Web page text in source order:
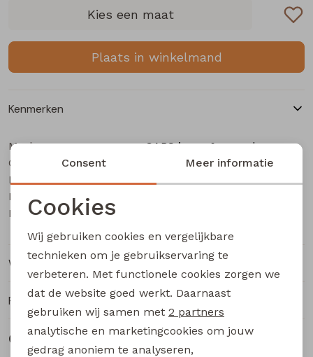
Bermuda's
Kies een maat
Plaats in winkelmand
Kenmerken
Merk
CARS jeans & casuals
Categorie
Heren buiten jack
Leverancierscode
Stinger
Bestelcode
Kleur
Winkelvoorraad
Ruilen en retourneren
Gerelateerde producten
Noodzakelijke cookies
Analytische cookies
Marketing cookies
Consent Meer informatie
Cookies
Wij gebruiken cookies en vergelijkbare
technieken om je gebruikservaring te
verbeteren. Met functionele cookies zorgen we
dat de website goed werkt. Daarnaast
gebruiken wij samen met 2 partners
analytische en marketingcookies om jouw
gedrag anoniem te analyseren,